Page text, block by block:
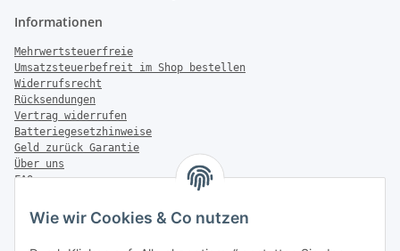
Wie wir Cookies & Co nutzen
Informationen
Mehrwertsteuerfreie
Umsatzsteuerbefreit im Shop bestellen
Widerrufsrecht
Rücksendungen
Vertrag widerrufen
Batteriegesetzhinweise
Geld zurück Garantie
Über uns
FAQ
Zahlung & Versand